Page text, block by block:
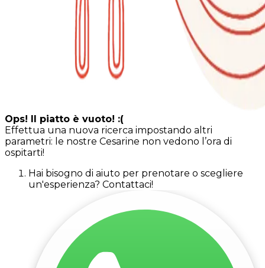
Ops! Il piatto è vuoto! :(
Effettua una nuova ricerca impostando altri
parametri: le nostre Cesarine non vedono l’ora di
ospitarti!
Hai bisogno di aiuto per prenotare o scegliere
un'esperienza? Contattaci!